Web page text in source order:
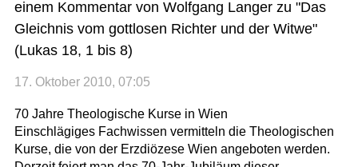
einem Kommentar von Wolfgang Langer zu "Das
Gleichnis vom gottlosen Richter und der Witwe"
(Lukas 18, 1 bis 8)
17. Oktober 2010, 07:05
70 Jahre Theologische Kurse in Wien
Einschlägiges Fachwissen vermitteln die Theologischen
Kurse, die von der Erzdiözese Wien angeboten werden.